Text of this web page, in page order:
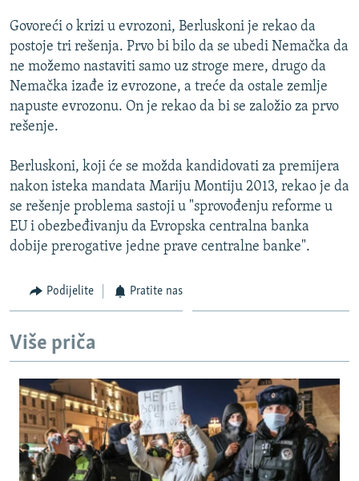
POST SCRIPTUM
MOJA EVROPA
SVE KARTE DEJTONA
NASTANAK I RASPAD JUGOSLAVIJE
Govoreći o krizi u evrozoni, Berluskoni je rekao da
postoje tri rešenja. Prvo bi bilo da se ubedi Nemačka da
ne možemo nastaviti samo uz stroge mere, drugo da
Nemačka izađe iz evrozone, a treće da ostale zemlje
napuste evrozonu. On je rekao da bi se založio za prvo
rešenje.
Berluskoni, koji će se možda kandidovati za premijera
nakon isteka mandata Mariju Montiju 2013, rekao je da
se rešenje problema sastoji u "sprovođenju reforme u
EU i obezbeđivanju da Evropska centralna banka
dobije prerogative jedne prave centralne banke".
Podijelite Pratite nas
Više priča